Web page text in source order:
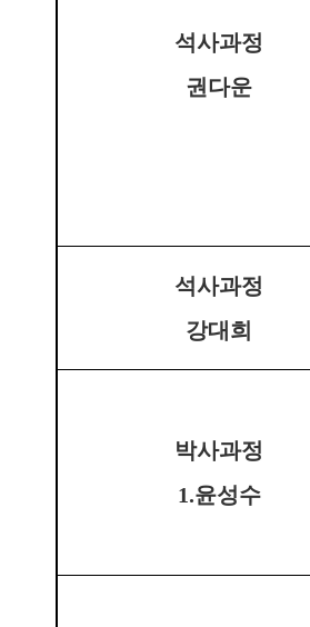
석사과정
권다운
석사과정
강대희
박사과정
1.윤성수